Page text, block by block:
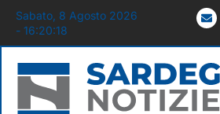
Sabato, 8 Agosto 2026
- 16:20:19